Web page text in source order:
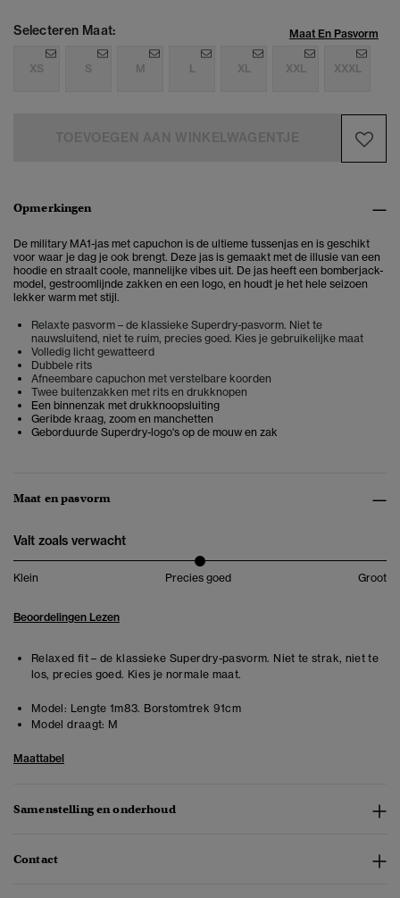
Selecteren Maat: Maat En Pasvorm
XS S M L XL XXL XXXL
Opmerkingen
De military MA1-jas met capuchon is de ultieme tussenjas en is geschikt
voor waar je dag je ook brengt. Deze jas is gemaakt met de illusie van een
hoodie en straalt coole, mannelijke vibes uit. De jas heeft een bomberjack-
model, gestroomlijnde zakken en een logo, en houdt je het hele seizoen
lekker warm met stijl.
Relaxte pasvorm – de klassieke Superdry-pasvorm. Niet te
nauwsluitend, niet te ruim, precies goed. Kies je gebruikelijke maat
Volledig licht gewatteerd
Dubbele rits
Afneembare capuchon met verstelbare koorden
Twee buitenzakken met rits en drukknopen
Een binnenzak met drukknoopsluiting
Geribde kraag, zoom en manchetten
Geborduurde Superdry-logo's op de mouw en zak
Maat en pasvorm
Valt zoals verwacht
Klein Precies goed Groot
Beoordelingen Lezen
Relaxed fit – de klassieke Superdry-pasvorm. Niet te strak, niet te
los, precies goed. Kies je normale maat.
Model: Lengte 1m83. Borstomtrek 91cm
Model draagt: M
Maattabel
Samenstelling en onderhoud
Contact